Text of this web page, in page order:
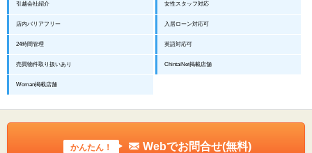
引越会社紹介 女性スタッフ対応
店内バリアフリー 入居ローン対応可
24時間管理 英語対応可
売買物件取り扱いあり ChintaiNet掲載店舗
Woman掲載店舗
かんたん！ Webでお問合せ(無料)